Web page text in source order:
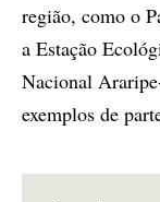
região, como o
a Estação
Nacional
exemplos de